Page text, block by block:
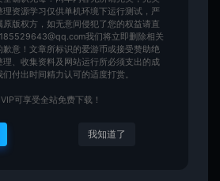
理资源学习仅供单机环境下运行测试，严
版权方，如无意间侵犯了您的权益请直
我们将立即删除相关
歉意！文章所标识的爱游币或接受赞助绝
理、收集资料及网站运行所必须支出的成
付出时间精力认可的适度打赏。
可享受全站免费下载！
我知道了